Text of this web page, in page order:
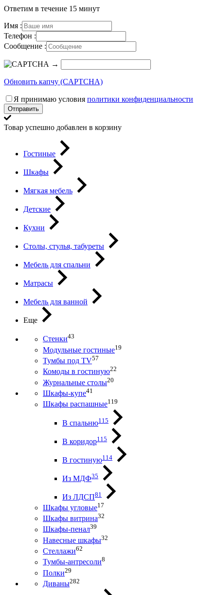
Ответим в течение 15 минут
Имя :
Телефон :
Сообщение :
→
Обновить капчу (CAPTCHA)
Я принимаю условия политики конфиденциальности
Отправить
Товар успешно добавлен в корзину
Гостиные
Шкафы
Мягкая мебель
Детские
Кухни
Столы, стулья, табуреты
Мебель для спальни
Матрасы
Мебель для ванной
Еще
Стенки43
Модульные гостиные19
Тумбы под ТV57
Комоды в гостиную22
Журнальные столы20
Шкафы-купе41
Шкафы распашные119
В спальню115
В коридор115
В гостиную114
Из МДФ35
Из ЛДСП81
Шкафы угловые17
Шкафы витрина32
Шкафы-пенал39
Навесные шкафы32
Стеллажи62
Тумбы-антресоли8
Полки29
Диваны282